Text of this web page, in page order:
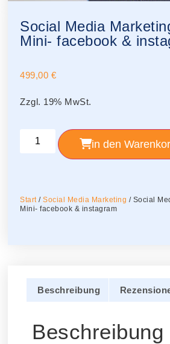
Social Media
Mini- facebook &
499,00 €
Zzgl. 19% MwSt.
in den
Start/Social Media Marketing / Social
Mini- facebook & instagram
Beschreibung
Beschreibung